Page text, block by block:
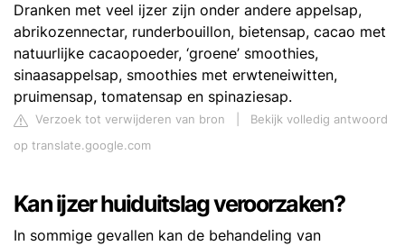
Dranken met veel ijzer zijn onder andere appelsap,
abrikozennectar, runderbouillon, bietensap, cacao met
natuurlijke cacaopoeder, ‘groene’ smoothies,
sinaasappelsap, smoothies met erwteneiwitten,
pruimensap, tomatensap en spinaziesap.
Verzoek tot verwijderen van bron
Bekijk volledig antwoord
op translate.google.com
Kan ijzer huiduitslag veroorzaken?
In sommige gevallen kan de behandeling van